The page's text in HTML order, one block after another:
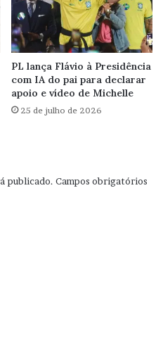
PL lança Flávio à Presidência
com IA do pai para declarar
apoio e vídeo de Michelle
25 de julho de 2026
publicado. Campos obrigatórios